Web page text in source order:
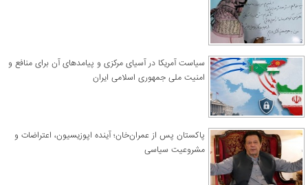
سیاست آمریکا در آسیای مرکزی و پیامدهای آن برای منافع و
امنیت ملی جمهوری اسلامی ایران
پاکستان پس از عمران‌خان؛ آینده اپوزیسیون، اعتراضات و
مشروعیت سیاسی